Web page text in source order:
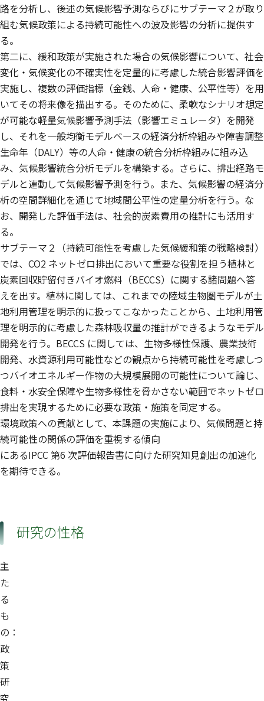
路を分析し、後述の気候影響予測ならびにサブテーマ２が取り
組む気候政策による持続可能性への波及影響の分析に提供す
る。
第二に、緩和政策が実施された場合の気候影響について、社会
変化・気候変化の不確実性を定量的に考慮した統合影響評価を
実施し、複数の評価指標（金銭、人命・健康、公平性等）を用
いてその将来像を描出する。そのために、柔軟なシナリオ想定
が可能な軽量気候影響予測手法（影響エミュレータ）を開発
し、それを一般均衡モデルベースの経済分析枠組みや障害調整
生命年（DALY）等の人命・健康の統合分析枠組みに組み込
み、気候影響統合分析モデルを構築する。さらに、排出経路モ
デルと連動して気候影響予測を行う。また、気候影響の経済分
析の空間詳細化を通じて地域間公平性の定量分析を行う。な
お、開発した評価手法は、社会的炭素費用の推計にも活用す
る。
サブテーマ２（持続可能性を考慮した気候緩和策の戦略検討）
では、CO2 ネットゼロ排出において重要な役割を担う植林と
炭素回収貯留付きバイオ燃料（BECCS）に関する諸問題へ答
えを出す。植林に関しては、これまでの陸域生物圏モデルが土
地利用管理を明示的に扱ってこなかったことから、土地利用管
理を明示的に考慮した森林吸収量の推計ができるようなモデル
開発を行う。BECCS に関しては、生物多様性保護、農業技術
開発、水資源利用可能性などの観点から持続可能性を考慮しつ
つバイオエネルギー作物の大規模展開の可能性について論じ、
食料・水安全保障や生物多様性を脅かさない範囲でネットゼロ
排出を実現するために必要な政策・施策を同定する。
環境政策への貢献として、本課題の実施により、気候問題と持
続可能性の関係の評価を重視する傾向
にあるIPCC 第6 次評価報告書に向けた研究知見創出の加速化
を期待できる。
研究の性格
主
た
る
も
の：
政
策
研
究